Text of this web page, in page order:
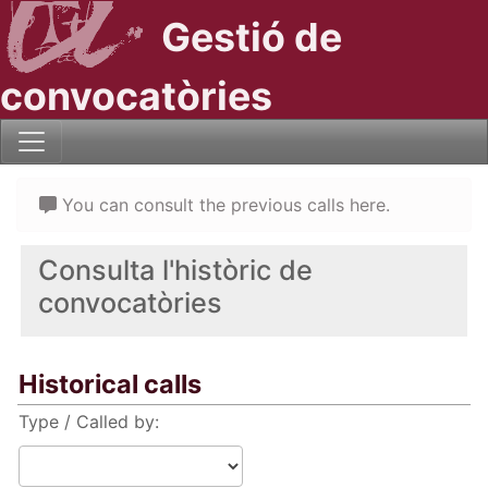
Gestió de
convocatòries
Consulta l'històric de
convocatòries
Historical calls
Type / Called by:
You can consult the previous calls here.